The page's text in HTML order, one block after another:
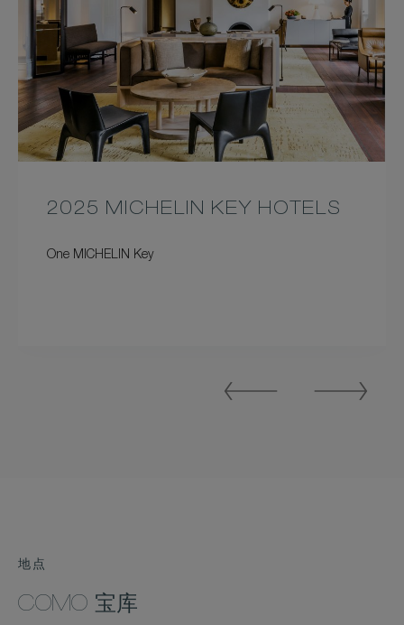
2025 MICHELIN KEY HOTELS
One MICHELIN Key
Previous
Next
地点
COMO 宝库